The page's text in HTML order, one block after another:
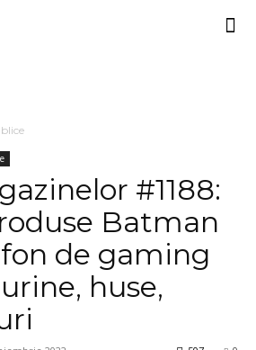
#1188:
Batman
de gaming
huse,